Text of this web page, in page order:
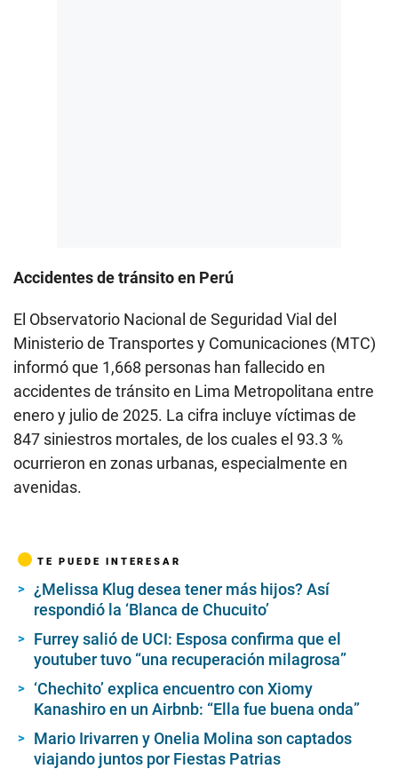
Accidentes de tránsito en Perú
El Observatorio Nacional de Seguridad Vial del
Ministerio de Transportes y Comunicaciones (MTC)
informó que 1,668 personas han fallecido en
accidentes de tránsito en Lima Metropolitana entre
enero y julio de 2025. La cifra incluye víctimas de
847 siniestros mortales, de los cuales el 93.3 %
ocurrieron en zonas urbanas, especialmente en
avenidas.
TE PUEDE INTERESAR
¿Melissa Klug desea tener más hijos? Así
respondió la ‘Blanca de Chucuito’
Furrey salió de UCI: Esposa confirma que el
youtuber tuvo “una recuperación milagrosa”
‘Chechito’ explica encuentro con Xiomy
Kanashiro en un Airbnb: “Ella fue buena onda”
Mario Irivarren y Onelia Molina son captados
viajando juntos por Fiestas Patrias